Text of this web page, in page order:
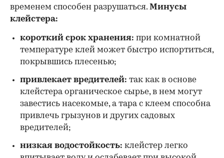
временем способен разрушаться. Минусы
клейстера:
короткий срок хранения: при комнатной
температуре клей может быстро испортиться,
покрывшись плесенью;
привлекает вредителей: так как в основе
клейстера органическое сырье, в нем могут
завестись насекомые, а тара с клеем способна
привлечь грызунов и других садовых
вредителей;
низкая водостойкость: клейстер легко